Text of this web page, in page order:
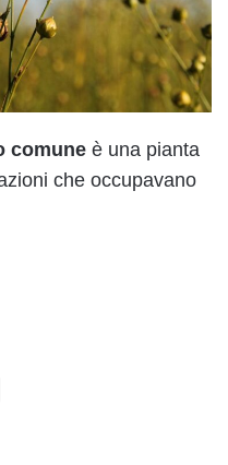
comune è una pianta
che occupavano